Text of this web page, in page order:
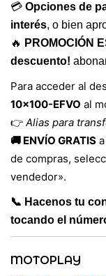
💳 Opciones de
interés, o bien
🔥 PROMOCIÓN
descuento!
Para acceder al
10×100-EFVO al
👉 Alias para
🚚 ENVÍO GRATIS
de compras,
vendedor».
📞 Hacenos tu
tocando el
MOTOPLAY